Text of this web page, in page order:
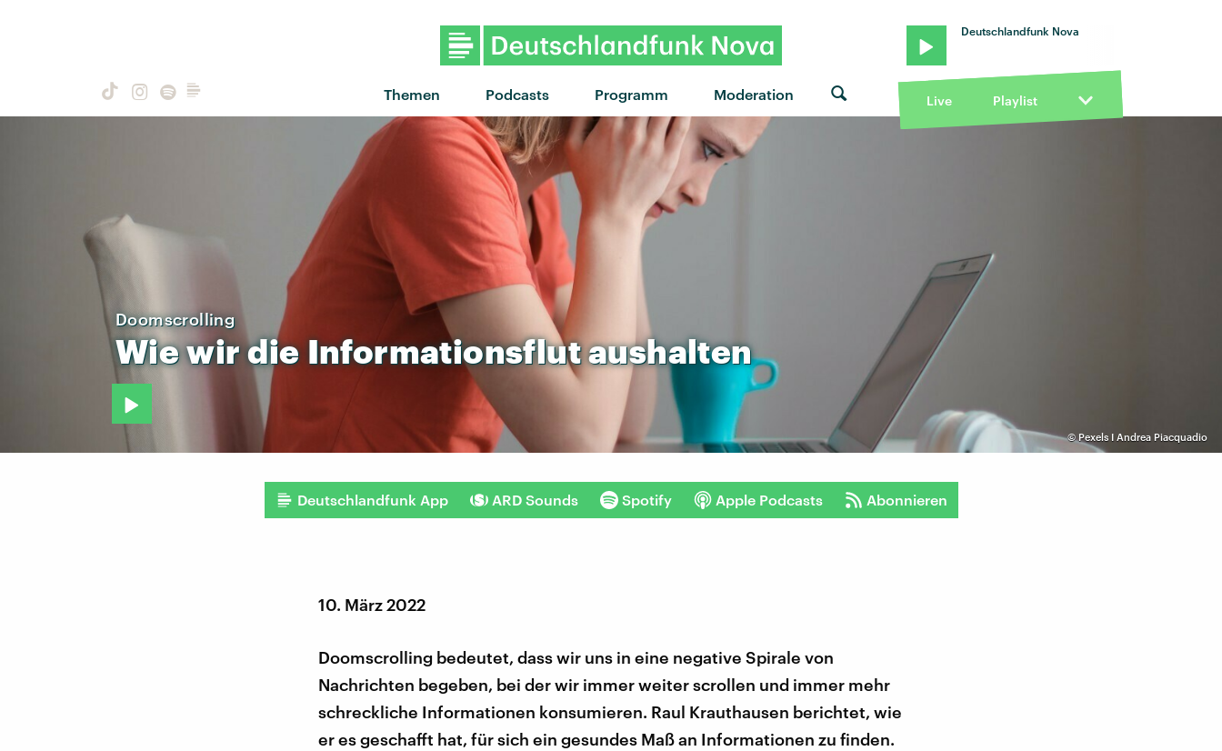
Themen Podcasts Programm Moderation
Deutschlandfunk Nova
Live Playlist
©Pexels I Andrea Piacquadio
Doomscrolling
WiewirdieInformationsflutaushalten
Deutschlandfunk App ARD Sounds Spotify Apple Podcasts Abonnieren
10. März 2022
Doomscrolling bedeutet, dass wir uns in eine negative Spirale von
Nachrichten begeben, bei der wir immer weiter scrollen und immer mehr
schreckliche Informationen konsumieren. Raul Krauthausen berichtet, wie
er es geschafft hat, für sich ein gesundes Maß an Informationen zu finden.